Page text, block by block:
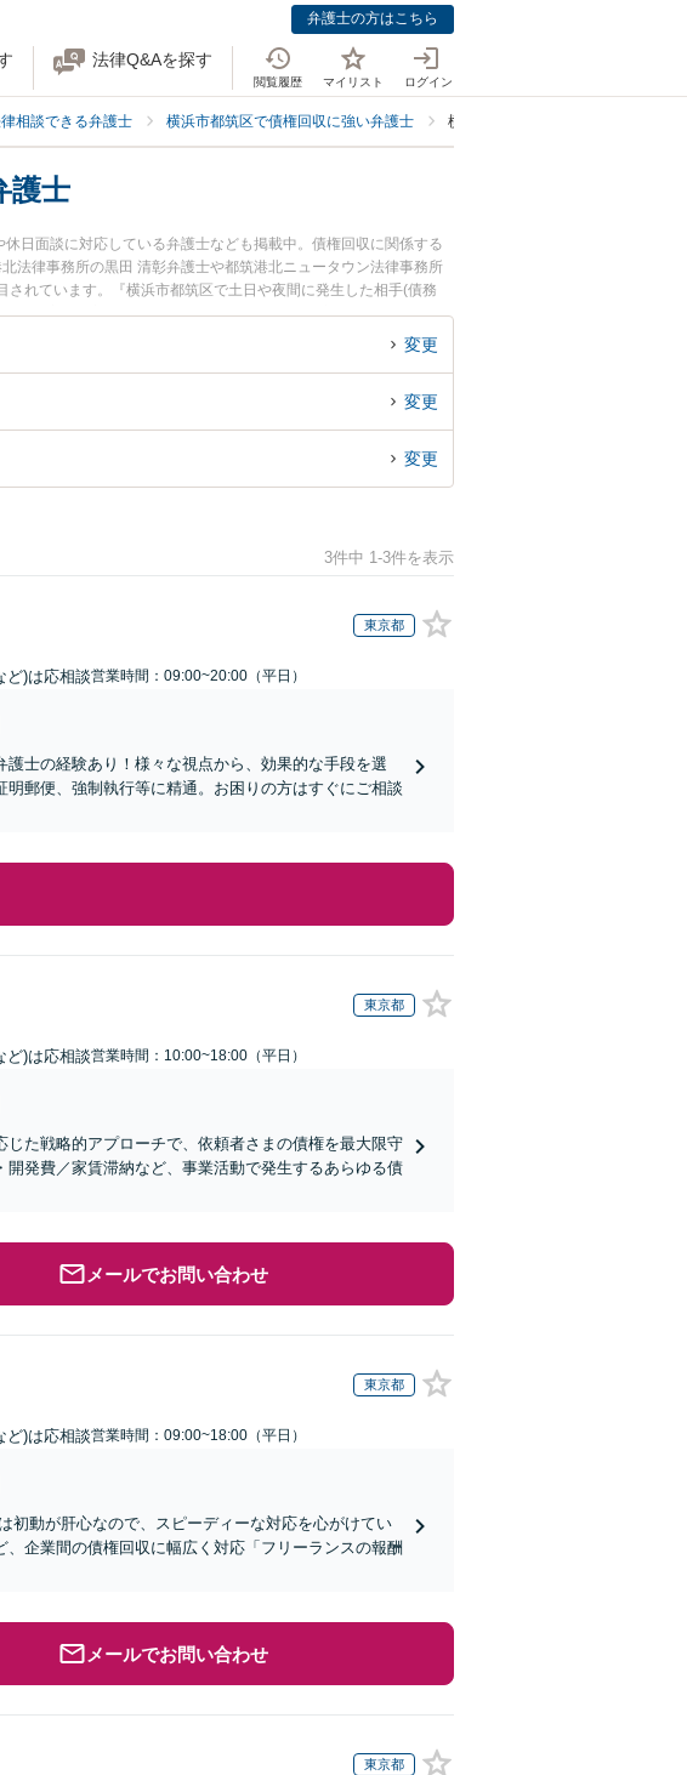
弁護士の方はこちら
法律Q&Aを探す
閲覧履歴 マイリスト ログイン
相談できる弁護士 横浜市都筑区で債権回収に強い弁護士 横浜市都筑区で相手(債務者)の所在
護士
日面談に対応している弁護士なども掲載中。債権回収に関係する
法律事務所の黒田 清彰弁護士や都筑港北ニュータウン法律事務所
れています。『横浜市都筑区で土日や夜間に発生した相手(債務
決の実績豊富な近くの弁護士を検索したい』『初回相談無料で相手
さんにおすすめです。
変更
変更
変更
3件中 1-3件を表示
東京都
ど)は応相談営業時間：09:00~20:00（平日）
士の経験あり！様々な視点から、効果的な手段を選
郵便、強制執行等に精通。お困りの方はすぐにご相談
東京都
ど)は応相談営業時間：10:00~18:00（平日）
じた戦略的アプローチで、依頼者さまの債権を最大限守
発費／家賃滞納など、事業活動で発生するあらゆる債
メールでお問い合わせ
東京都
ど)は応相談営業時間：09:00~18:00（平日）
初動が肝心なので、スピーディーな対応を心がけてい
企業間の債権回収に幅広く対応「フリーランスの報酬
メールでお問い合わせ
東京都